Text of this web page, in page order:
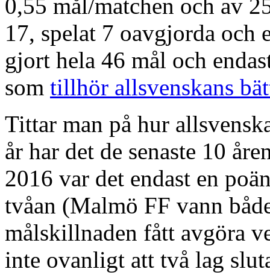
0,55 mål/matchen och av
17, spelat 7 oavgjorda och
gjort hela 46 mål och
som tillhör allsvenskans
Tittar man på hur
år har det de senaste 10
2016 var det endast en
tvåan (Malmö FF vann
målskillnaden fått avgöra
inte ovanligt att två lag